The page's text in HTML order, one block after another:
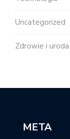
Uncategorized
Zdrowie i uroda
META